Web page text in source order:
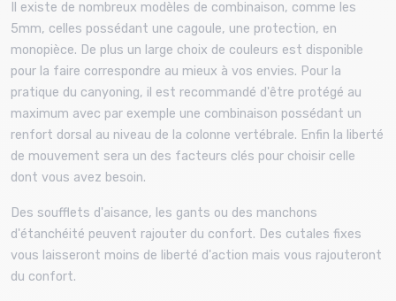
Il existe de nombreux modèles de combinaison, comme les
5mm, celles possédant une cagoule, une protection, en
monopièce. De plus un large choix de couleurs est disponible
pour la faire correspondre au mieux à vos envies. Pour la
pratique du canyoning, il est recommandé d'être protégé au
maximum avec par exemple une combinaison possédant un
renfort dorsal au niveau de la colonne vertébrale. Enfin la liberté
de mouvement sera un des facteurs clés pour choisir celle
dont vous avez besoin.
Des soufflets d'aisance, les gants ou des manchons
d'étanchéité peuvent rajouter du confort. Des cutales fixes
vous laisseront moins de liberté d'action mais vous rajouteront
du confort.